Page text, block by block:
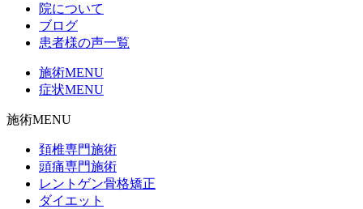
院について
ブログ
患者様の声一覧
施術MENU
症状MENU
施術MENU
頚椎専門施術
頭痛専門施術
レントゲン骨格矯正
ダイエット